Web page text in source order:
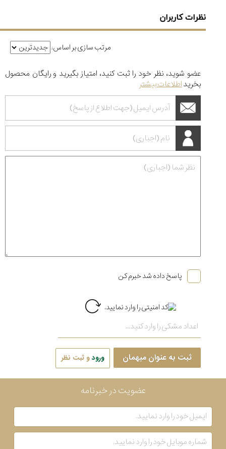
نظرات کاربران
مرتب سازی بر اساس:
عضو شوید، نظر خود را ثبت کنید، امتیاز بگیرید و رایگان محصول
بخریداطلاعات بیشتر
پاسخ داده شد خبرم کن
ثبت به عنوان میهمان ورودو ثبت نظر
عضویت در خبرنامه